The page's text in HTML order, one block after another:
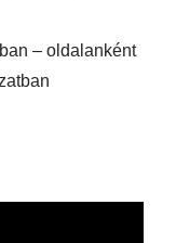
– oldalanként